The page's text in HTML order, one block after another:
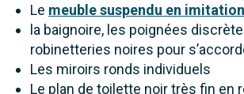
Le meuble suspendu en
la baignoire, les poignées
robinetteries noires pour
Les miroirs ronds individuels
Le plan de toilette noir très fin en